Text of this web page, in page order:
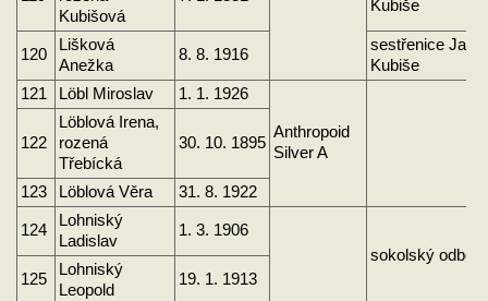
Kubišová
Kubiše
120
Lišková
Anežka
8. 8. 1916
sestřenice Jana
Kubiše
121
Löbl Miroslav 1. 1. 1926
Anthropoid
Silver A
122
Löblová Irena,
rozená
Třebícká
30. 10. 1895
123 Löblová Věra 31. 8. 1922
124
Lohniský
Ladislav
1. 3. 1906
sokolský odboj
125
Lohniský
Leopold
19. 1. 1913